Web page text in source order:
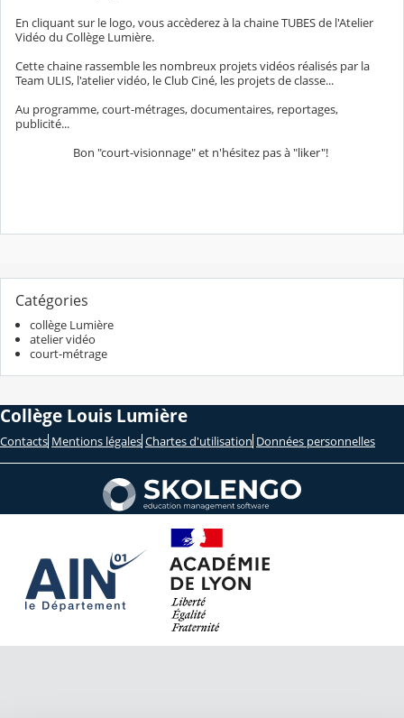
En cliquant sur le logo, vous accèderez à la chaine TUBES de l'Atelier
Vidéo du Collège Lumière.
Cette chaine rassemble les nombreux projets vidéos réalisés par la
Team ULIS, l'atelier vidéo, le Club Ciné, les projets de classe...
Au programme, court-métrages, documentaires, reportages,
publicité...
Bon "court-visionnage" et n'hésitez pas à "liker"!
Catégories
collège Lumière
atelier vidéo
court-métrage
Collège Louis Lumière
Contacts Mentions légales Chartes d'utilisation Données personnelles